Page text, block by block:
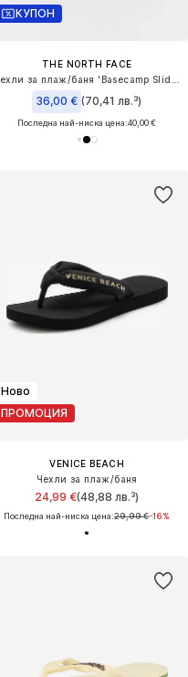
КУПОН
THE NORTH FACE
36,00 € (70,41 лв.³)
Последна най-ниска цена:40,00 €
Ново
ПРОМОЦИЯ
VENICE BEACH
Чехли за плаж/баня
24,99 €(48,88 лв.³)
Последна най-ниска цена:29,99 €-16%